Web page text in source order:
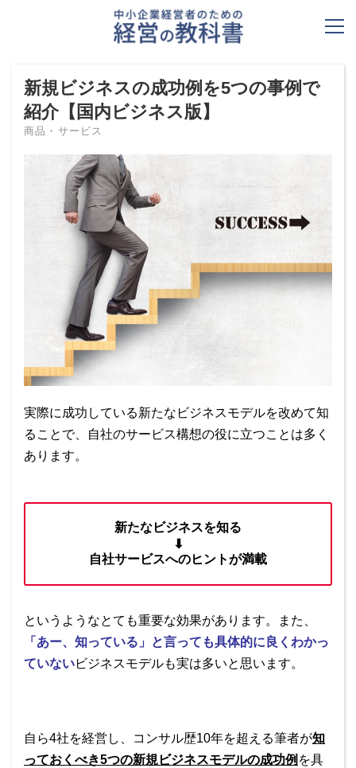
新規ビジネスの成功例を5つの事例で
紹介【国内ビジネス版】
商品・サービス
実際に成功している新たなビジネスモデルを改めて知
ることで、自社のサービス構想の役に立つことは多く
あります。
新たなビジネスを知る
⬇︎
自社サービスへのヒントが満載
というようなとても重要な効果があります。また、
「あー、知っている」と言っても具体的に良くわかっ
ていないビジネスモデルも実は多いと思います。
自ら4社を経営し、コンサル歴10年を超える筆者が知
っておくべき5つの新規ビジネスモデルの成功例 を具